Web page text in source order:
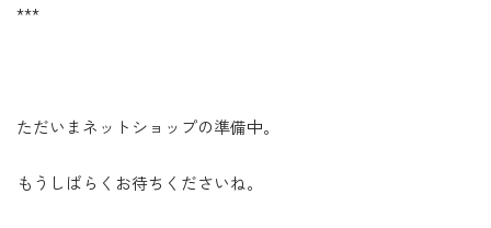
***
ただいまネットショップの準備中。
もうしばらくお待ちくださいね。